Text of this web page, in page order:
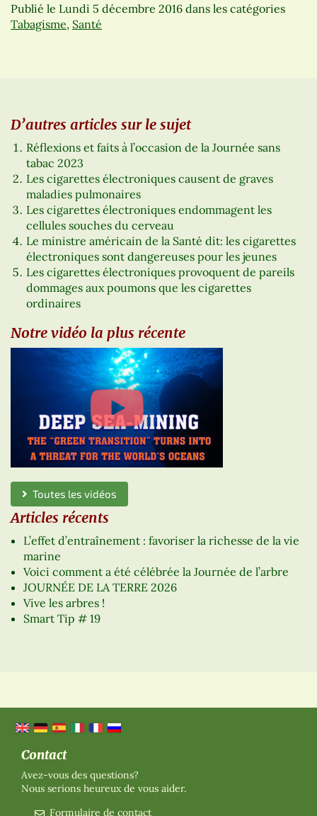
Publié le Lundi 5 décembre 2016 dans les catégories
Tabagisme, Santé
D’autres articles sur le sujet
Réflexions et faits à l’occasion de la Journée sans
tabac 2023
Les cigarettes électroniques causent de graves
maladies pulmonaires
Les cigarettes électroniques endommagent les
cellules souches du cerveau
Le ministre américain de la Santé dit: les cigarettes
électroniques sont dangereuses pour les jeunes
Les cigarettes électroniques provoquent de pareils
dommages aux poumons que les cigarettes
ordinaires
Notre vidéo la plus récente
Toutes les vidéos
Articles récents
L’effet d’entraînement : favoriser la richesse de la vie
marine
Voici comment a été célébrée la Journée de l’arbre
JOURNÉE DE LA TERRE 2026
Vive les arbres !
Smart Tip # 19
Contact
Avez-vous des questions?
Nous serions heureux de vous aider.
Formulaire de contact